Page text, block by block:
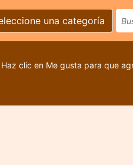
una categoría
clic en Me gusta para que